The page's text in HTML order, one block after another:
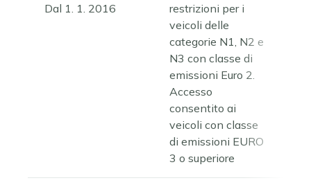
Dal 1. 1. 2016
restrizioni per i
veicoli delle
categorie N1, N2 e
N3 con classe di
emissioni Euro 2.
Accesso
consentito ai
veicoli con classe
di emissioni EURO
3 o superiore